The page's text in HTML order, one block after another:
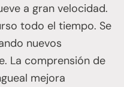
a gran velocidad.
todo el tiempo. Se
nuevos
La comprensión de
mejora